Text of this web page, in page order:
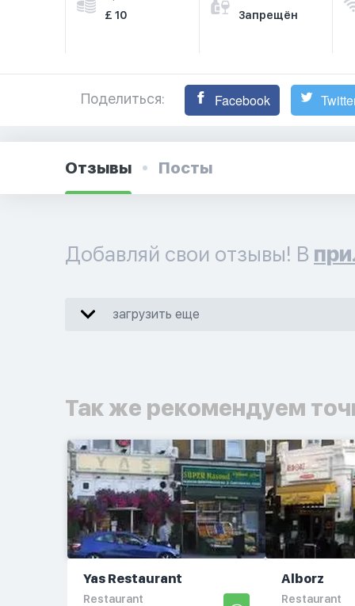
£ 10
Запрещён
Поделиться: Facebook
Отзывы Посты
Добавляй свои отзывы! В
загрузить еще
Так же рекомендуем
Yas Restaurant
Restaurant
Alborz
Restaurant